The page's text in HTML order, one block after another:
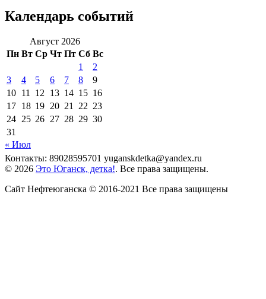
Календарь событий
Август 2026
Пн Вт Ср Чт Пт Сб Вс
1
2
3
4 5 6 7 8
9
10 11 12 13 14 15 16
17 18 19 20 21 22 23
24 25 26 27 28 29 30
31
« Июл
Контакты: 89028595701 yuganskdetka@yandex.ru
© 2026 Это Юганск, детка!. Все права защищены.
Сайт Нефтеюганска © 2016-2021 Все права защищены